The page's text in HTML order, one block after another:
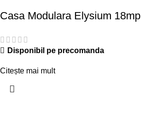
Casa Modulara Elysium 18mp
Disponibil pe precomanda
Citește mai mult